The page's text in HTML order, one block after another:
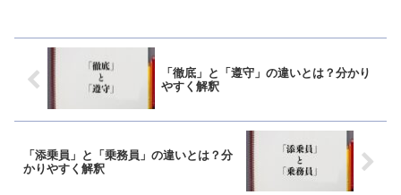
「徹底」と「遵守」の違いとは？分かり
やすく解釈
「添乗員」と「乗務員」の違いとは？分
かりやすく解釈